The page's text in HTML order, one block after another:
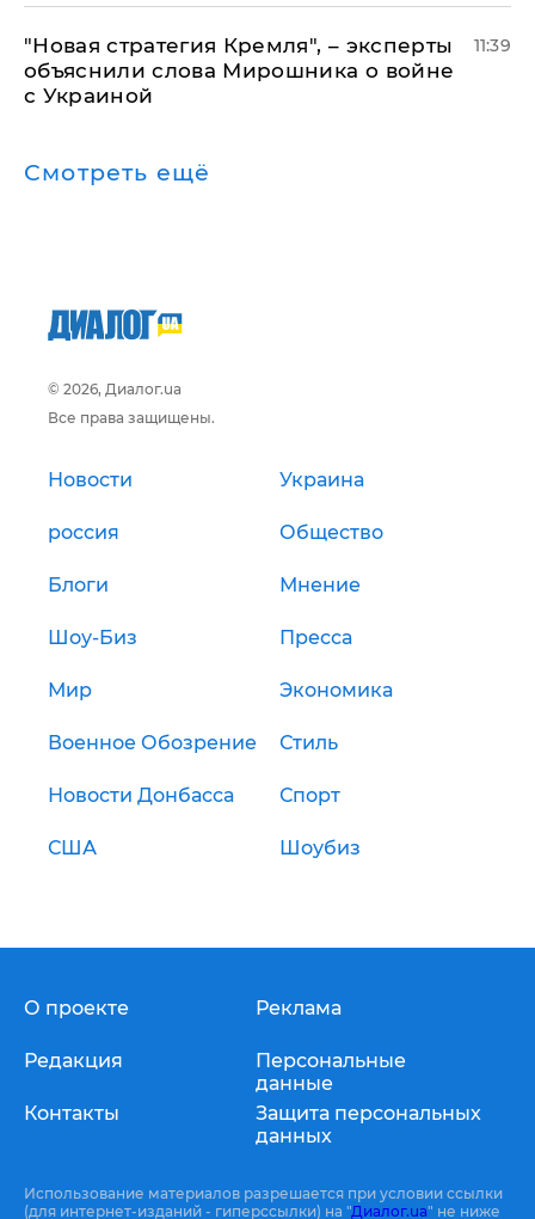
"Новая стратегия Кремля", – эксперты
объяснили слова Мирошника о войне
с Украиной
11:39
Смотреть ещё
© 2026, Диалог.ua
Все права защищены.
Новости Украина
россия Общество
Блоги Мнение
Шоу-Биз Пресса
Мир Экономика
Военное Обозрение Стиль
Новости Донбасса Спорт
США Шоубиз
О проекте
Редакция
Контакты
Реклама
Персональные
данные
Защита персональных
данных
Использование материалов разрешается при условии ссылки
(для интернет-изданий - гиперссылки) на "Диалог.ua" не ниже